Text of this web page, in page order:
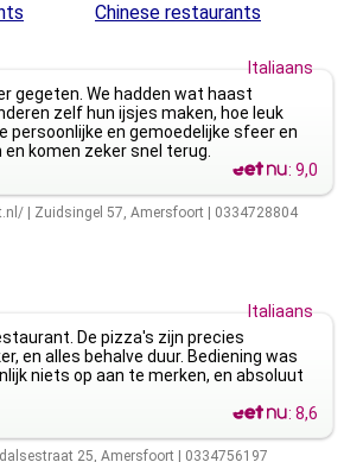
Chinese restaurants
Italiaans
gegeten. We hadden wat haast
zelf hun ijsjes maken, hoe leuk
persoonlijke en gemoedelijke sfeer en
komen zeker snel terug.
:9,0
Zuidsingel 57, Amersfoort 0334728804
Italiaans
De pizza's zijn precies
en alles behalve duur. Bediening was
niets op aan te merken, en absoluut
:8,6
25, Amersfoort 0334756197